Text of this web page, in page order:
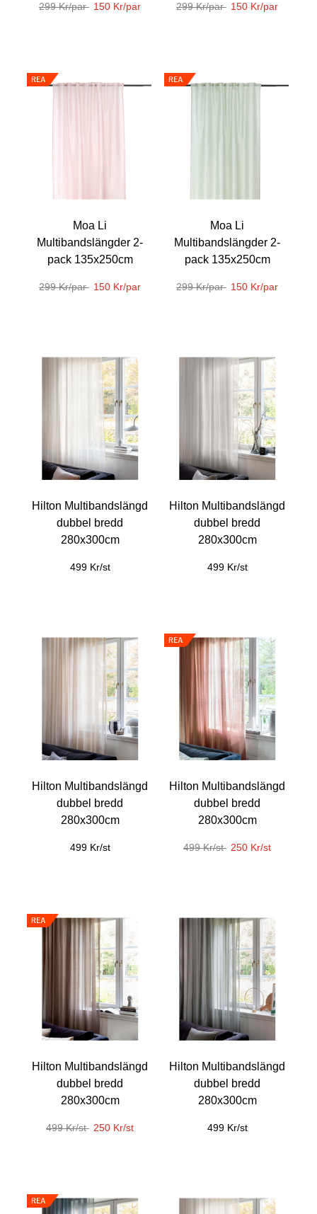
299 Kr/par 150 Kr/par 299 Kr/par 150 Kr/par
Moa Li
Multibandslängder 2-
pack 135x250cm
299 Kr/par 150 Kr/par
Moa Li
Multibandslängder 2-
pack 135x250cm
299 Kr/par 150 Kr/par
Hilton Multibandslängd
dubbel bredd
280x300cm
499 Kr/st
Hilton Multibandslängd
dubbel bredd
280x300cm
499 Kr/st
Hilton Multibandslängd
dubbel bredd
280x300cm
499 Kr/st
Hilton Multibandslängd
dubbel bredd
280x300cm
499 Kr/st 250 Kr/st
Hilton Multibandslängd
dubbel bredd
280x300cm
499 Kr/st 250 Kr/st
Hilton Multibandslängd
dubbel bredd
280x300cm
499 Kr/st